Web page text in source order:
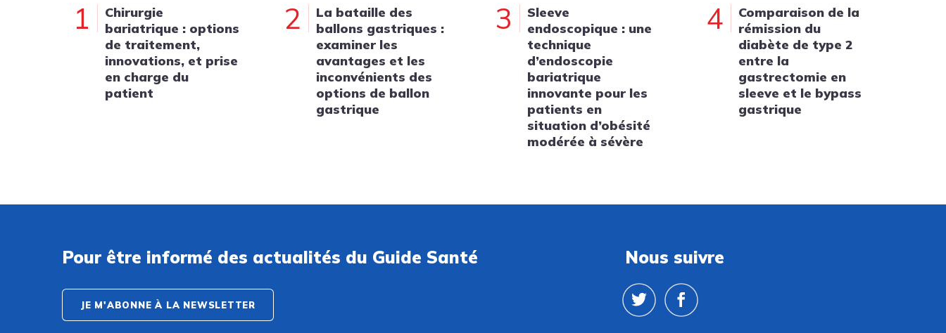
1
Chirurgie
bariatrique : options
de traitement,
innovations, et prise
en charge du
patient
2
La bataille des
ballons gastriques :
examiner les
avantages et les
inconvénients des
options de ballon
gastrique
3
Sleeve
endoscopique : une
technique
d’endoscopie
bariatrique
innovante pour les
patients en
situation d’obésité
modérée à sévère
4
Comparaison de la
rémission du
diabète de type 2
entre la
gastrectomie en
sleeve et le bypass
gastrique
Pour être informé des actualités du Guide Santé
JE M'ABONNE À LA NEWSLETTER
Nous suivre